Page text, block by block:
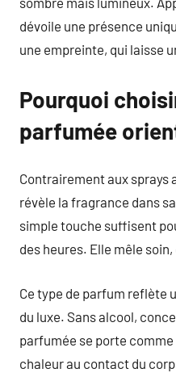
dévoile une présence
une empreinte, qui laisse
Pourquoi
parfumée
Contrairement aux sprays
révèle la fragrance dans
simple touche suffisent
des heures. Elle mêle
Ce type de parfum reflète
du luxe. Sans alcool,
parfumée se porte
chaleur au contact du